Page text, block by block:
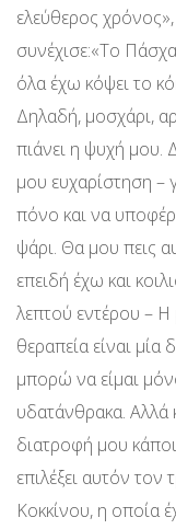
ελεύθερος
συνέχισε:«Το
όλα έχω κόψει το
Δηλαδή, μοσχάρι,
πιάνει η ψυχή
μου ευχαρίστηση –
πόνο και να
ψάρι. Θα μου πεις
επειδή έχω και
λεπτού εντέρου –
θεραπεία είναι μία
μπορώ να είμαι
υδατάνθρακα. Αλλά
διατροφή μου
επιλέξει αυτόν
Κοκκίνου, η οποία